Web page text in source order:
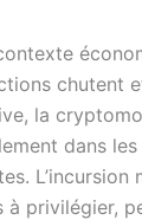
chutent
la
dans
à privilégier,